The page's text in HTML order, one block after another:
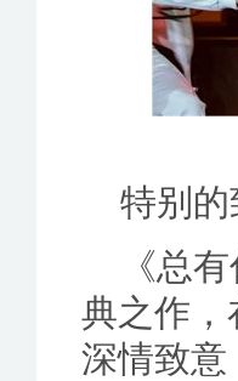
特别
《总
典之作，
深情致意